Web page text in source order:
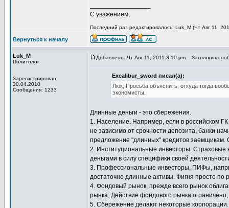
С уважением,
Последний раз редактировалось: Luk_M (Чт Авг 11,
Вернуться к началу
Luk_M
Политолог
Зарегистрирован:
30.04.2010
Сообщения: 1233
Добавлено: Чт Авг 11, 2011 3:10 pm Заголовок
Excalibur_sword писал(а):
Люк, Просьба объяснить, откуда тогда
экономисты.
Длинные деньги - это сбережения.
1. Население. Например, если в российском
не зависимо от срочности депозита, банки
предложение "длинных" кредитов
2. Институциональные инвесторы.
деньгами в силу специфики своей
3. Профессиональные инвесторы, ПИФы,
достаточно длинные активы. Фигня просто по
4. Фондовый рынок, прежде всего рынок
рынка. Действие фондового рынка
5. Сбережение делают некоторые